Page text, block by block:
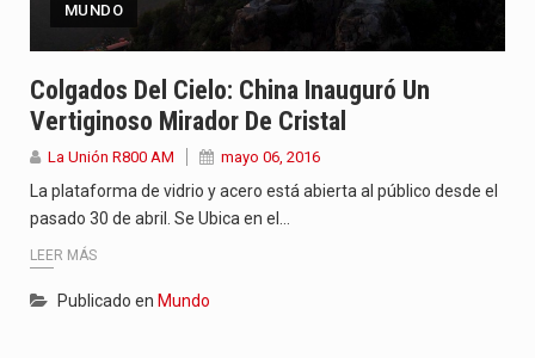
MUNDO
Colgados Del Cielo: China Inauguró Un
Vertiginoso Mirador De Cristal
La Unión R800 AM mayo 06, 2016
La plataforma de vidrio y acero está abierta al público desde el
pasado 30 de abril. Se Ubica en el…
LEER MÁS
Publicado en Mundo